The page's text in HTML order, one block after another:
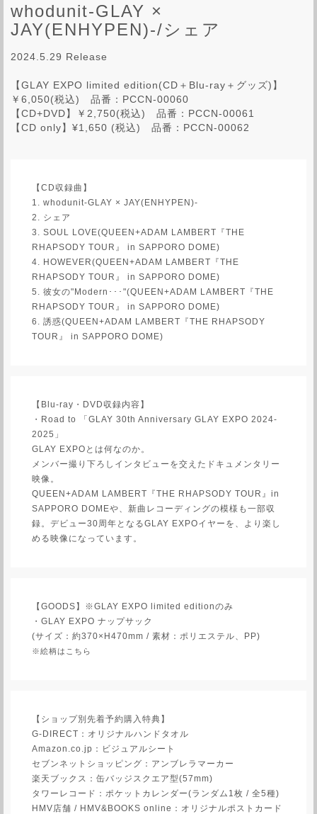
whodunit-GLAY ×
JAY(ENHYPEN)-/シェア
2024.5.29 Release
【GLAY EXPO limited edition(CD＋Blu-ray＋グッズ)】
￥6,050(税込) 品番：PCCN-00060
【CD+DVD】￥2,750(税込) 品番：PCCN-00061
【CD only】¥1,650 (税込) 品番：PCCN-00062
【CD収録曲】
1. whodunit-GLAY × JAY(ENHYPEN)-
2. シェア
3. SOUL LOVE(QUEEN+ADAM LAMBERT『THE
RHAPSODY TOUR』 in SAPPORO DOME)
4. HOWEVER(QUEEN+ADAM LAMBERT『THE
RHAPSODY TOUR』 in SAPPORO DOME)
5. 彼女の"Modern･･･"(QUEEN+ADAM LAMBERT『THE
RHAPSODY TOUR』 in SAPPORO DOME)
6. 誘惑(QUEEN+ADAM LAMBERT『THE RHAPSODY
TOUR』 in SAPPORO DOME)
【Blu-ray・DVD収録内容】
・Road to 「GLAY 30th Anniversary GLAY EXPO 2024-
2025」
GLAY EXPOとは何なのか。
メンバー撮り下ろしインタビューを交えたドキュメンタリー
映像。
QUEEN+ADAM LAMBERT『THE RHAPSODY TOUR』in
SAPPORO DOMEや、新曲レコーディングの模様も一部収
録。デビュー30周年となるGLAY EXPOイヤーを、より楽し
める映像になっています。
【GOODS】※GLAY EXPO limited editionのみ
・GLAY EXPO ナップサック
(サイズ：約370×H470mm / 素材：ポリエステル、PP)
※絵柄はこちら
【ショップ別先着予約購入特典】
G-DIRECT：オリジナルハンドタオル
Amazon.co.jp：ビジュアルシート
セブンネットショッピング：アンブレラマーカー
楽天ブックス：缶バッジスクエア型(57mm)
タワーレコード：ポケットカレンダー(ランダム1枚 / 全5種)
HMV店舗 / HMV&BOOKS online：オリジナルポストカード